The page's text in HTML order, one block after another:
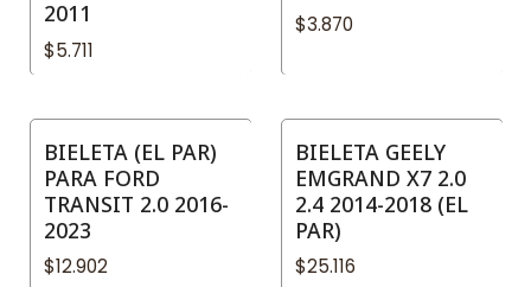
2011
$5.711
$3.870
BIELETA (EL PAR)
PARA FORD
TRANSIT 2.0 2016-
2023
$12.902
BIELETA GEELY
EMGRAND X7 2.0
2.4 2014-2018 (EL
PAR)
$25.116